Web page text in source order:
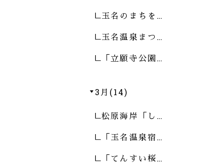
玉名のまちを…
玉名温泉まつ…
「立願寺公園…
3月(14)
松原海岸「し…
「玉名温泉宿…
「てんすい桜…